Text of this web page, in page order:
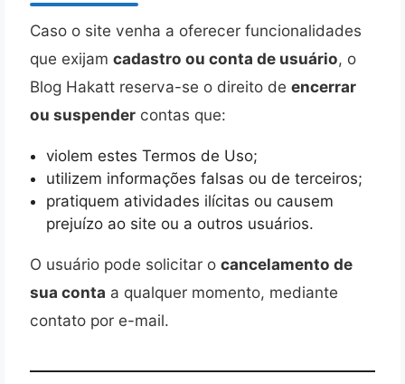
Caso o site venha a oferecer funcionalidades
que exijam cadastro ou conta de usuário, o
Blog Hakatt reserva-se o direito de encerrar
ou suspender contas que:
violem estes Termos de Uso;
utilizem informações falsas ou de terceiros;
pratiquem atividades ilícitas ou causem
prejuízo ao site ou a outros usuários.
O usuário pode solicitar o cancelamento de
sua conta a qualquer momento, mediante
contato por e-mail.